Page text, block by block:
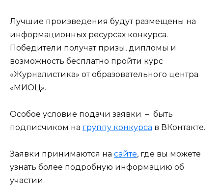
Лучшие произведения будут размещены на
информационных ресурсах конкурса.
Победители получат призы, дипломы и
возможность бесплатно пройти курс
«Журналистика» от образовательного центра
«МИОЦ».
Особое условие подачи заявки – быть
подписчиком на группу конкурса в ВКонтакте.
Заявки принимаются на сайте, где вы можете
узнать более подробную информацию об
участии.